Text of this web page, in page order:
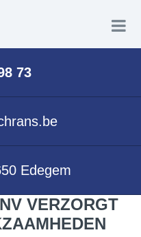
73
Edegem
VERZORGT